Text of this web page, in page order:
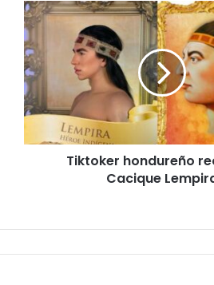
Tiktoker
hondureño
recrea
al
Cacique
Lempira
Tiktoker hondureño
Cacique